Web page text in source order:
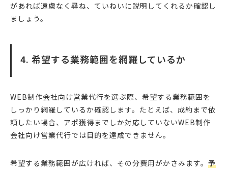
があれば遠慮なく尋ね、ていねいに説明してくれるか確認し
ましょう。
4. 希望する業務範囲を網羅しているか
WEB制作会社向け営業代行を選ぶ際、希望する業務範囲を
しっかり網羅しているか確認します。たとえば、成約まで依
頼したい場合、アポ獲得までしか対応していないWEB制作
会社向け営業代行では目的を達成できません。
希望する業務範囲が広ければ、その分費用がかさみます。 予